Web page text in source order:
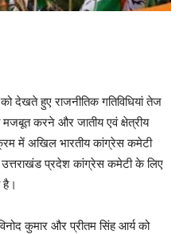
देखते हुए राजनीतिक गतिविधियां तेज
करने और जातीय एवं क्षेत्रीय
में अखिल भारतीय कांग्रेस कमेटी
प्रदेश कांग्रेस कमेटी के लिए
है।
कुमार और प्रीतम सिंह आर्य को